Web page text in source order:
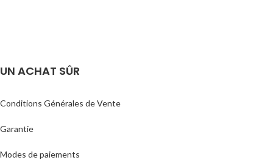
UN ACHAT SÛR
Conditions Générales de Vente
Garantie
Modes de paiements